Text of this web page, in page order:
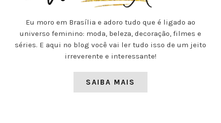
Eu moro em Brasília e adoro tudo que é ligado ao
universo feminino: moda, beleza, decoração, filmes e
séries. E aqui no blog você vai ler tudo isso de um jeito
irreverente e interessante!
SAIBA MAIS